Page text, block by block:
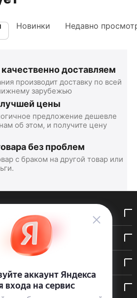
Новинки Недавно
доставляем
производит доставку по всей
зарубежью
лучшей цены
предложение дешевле
об этом, и получите цену
без проблем
с браком на другой товар или